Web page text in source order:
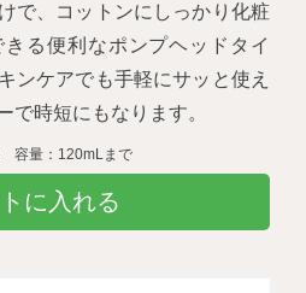
で、コットンにしっかり化粧
る便利なポンプヘッドタイ
ンケアでも手軽にサッと使え
で時短にもなります。
容量：120mLまで
に入れる